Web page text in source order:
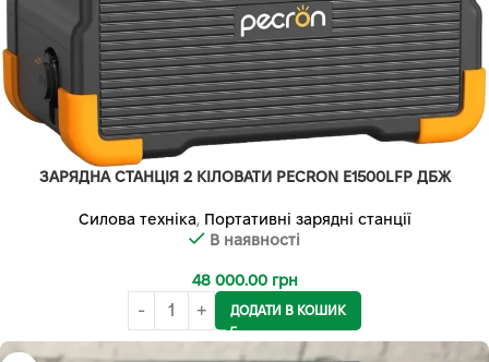
ЗАРЯДНА СТАНЦІЯ 2 КІЛОВАТИ PECRON E1500LFP ДБЖ
Силова техніка, Портативні зарядні станції
В наявності
48 000.00 грн
ДОДАТИ В КОШИК